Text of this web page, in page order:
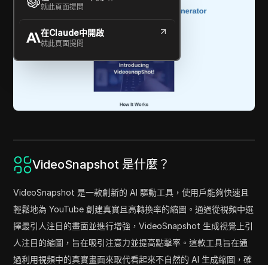
就此頁面提問
在Claude中開啟
就此頁面提問
VideoSnapshot 是什麼？
VideoSnapshot 是一款創新的 AI 驅動工具，使用戶能夠快速且
輕鬆地為 YouTube 創建真實且高轉換率的縮圖。通過從視頻中選
擇最引人注目的畫面並進行增強，VideoSnapshot 生成視覺上引
人注目的縮圖，旨在吸引注意力並提高點擊率。這款工具旨在通
過利用視頻中的真實畫面來取代看起來不自然的 AI 生成縮圖，確